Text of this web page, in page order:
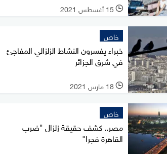
l 15 أغسطس 2021
خاص
خبراء يفسرون النشاط الزلزالي المفاجئ
في شرق الجزائر
l 18 مارس 2021
خاص
مصر.. كشف حقيقة زلزال "ضرب
القاهرة فجرا"